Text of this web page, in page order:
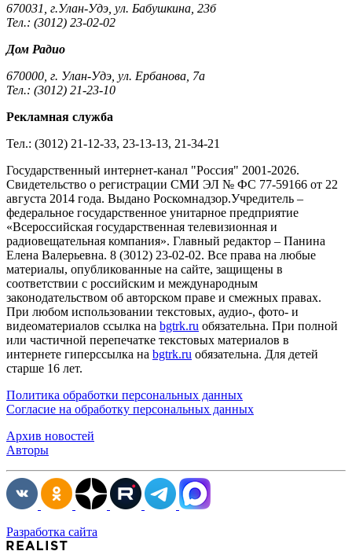
670031, г.Улан-Удэ, ул. Бабушкина, 23б
Тел.: (3012) 23-02-02
Дом Радио
670000, г. Улан-Удэ, ул. Ербанова, 7а
Тел.: (3012) 21-23-10
Рекламная служба
Тел.: (3012) 21-12-33, 23-13-13, 21-34-21
Государственный интернет-канал "Россия" 2001-2026.
Cвидетельство о регистрации СМИ ЭЛ № ФС 77-59166 от 22
августа 2014 года. Выдано Роскомнадзор.Учредитель –
федеральное государственное унитарное предприятие
«Всероссийская государственная телевизионная и
радиовещательная компания». Главный редактор – Панина
Елена Валерьевна. 8 (3012) 23-02-02. Все права на любые
материалы, опубликованные на сайте, защищены в
соответствии с российским и международным
законодательством об авторском праве и смежных правах.
При любом использовании текстовых, аудио-, фото- и
видеоматериалов ссылка на bgtrk.ru обязательна. При полной
или частичной перепечатке текстовых материалов в
интернете гиперссылка на bgtrk.ru обязательна. Для детей
старше 16 лет.
Политика обработки персональных данных
Согласие на обработку персональных данных
Архив новостей
Авторы
Разработка сайта